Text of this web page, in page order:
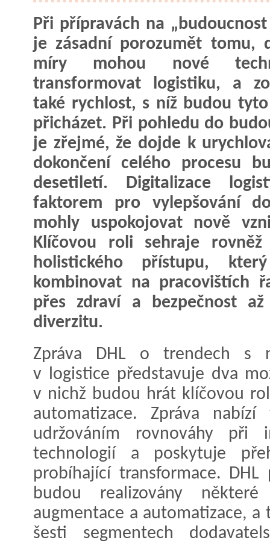
Při přípravách na
je zásadní porozumět tomu,
míry mohou nové
transformovat logistiku, a
také rychlost, s níž budou tyto
přicházet. Při pohledu do
je zřejmé, že dojde k
dokončení celého procesu
desetiletí. Digitalizace
faktorem pro vylepšování
mohly uspokojovat nově
Klíčovou roli sehraje
holistického přístupu,
kombinovat na pracovištích
přes zdraví a bezpečnost
diverzitu.
Zpráva DHL o trendech s
v logistice představuje dva
v nichž budou hrát klíčovou
automatizace. Zpráva
udržováním rovnováhy při
technologií a poskytuje
probíhající transformace.
budou realizovány
augmentace a automatizace,
šesti segmentech